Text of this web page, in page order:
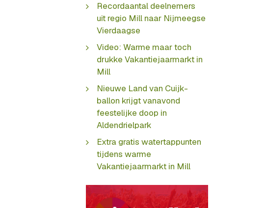
Recordaantal deelnemers
uit regio Mill naar Nijmeegse
Vierdaagse
Video: Warme maar toch
drukke Vakantiejaarmarkt in
Mill
Nieuwe Land van Cuijk-
ballon krijgt vanavond
feestelijke doop in
Aldendrielpark
Extra gratis watertappunten
tijdens warme
Vakantiejaarmarkt in Mill